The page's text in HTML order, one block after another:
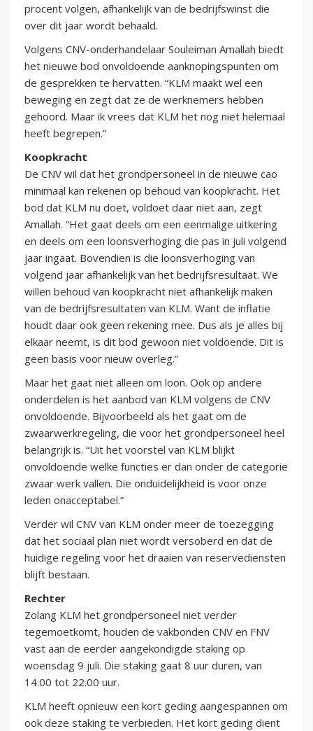
procent volgen, afhankelijk van de bedrijfswinst die
over dit jaar wordt behaald.
Volgens CNV-onderhandelaar Souleiman Amallah biedt
het nieuwe bod onvoldoende aanknopingspunten om
de gesprekken te hervatten. “KLM maakt wel een
beweging en zegt dat ze de werknemers hebben
gehoord. Maar ik vrees dat KLM het nog niet helemaal
heeft begrepen.”
Koopkracht
De CNV wil dat het grondpersoneel in de nieuwe cao
minimaal kan rekenen op behoud van koopkracht. Het
bod dat KLM nu doet, voldoet daar niet aan, zegt
Amallah. “Het gaat deels om een eenmalige uitkering
en deels om een loonsverhoging die pas in juli volgend
jaar ingaat. Bovendien is die loonsverhoging van
volgend jaar afhankelijk van het bedrijfsresultaat. We
willen behoud van koopkracht niet afhankelijk maken
van de bedrijfsresultaten van KLM. Want de inflatie
houdt daar ook geen rekening mee. Dus als je alles bij
elkaar neemt, is dit bod gewoon niet voldoende. Dit is
geen basis voor nieuw overleg.”
Maar het gaat niet alleen om loon. Ook op andere
onderdelen is het aanbod van KLM volgens de CNV
onvoldoende. Bijvoorbeeld als het gaat om de
zwaarwerkregeling, die voor het grondpersoneel heel
belangrijk is. “Uit het voorstel van KLM blijkt
onvoldoende welke functies er dan onder de categorie
zwaar werk vallen. Die onduidelijkheid is voor onze
leden onacceptabel.”
Verder wil CNV van KLM onder meer de toezegging
dat het sociaal plan niet wordt versoberd en dat de
huidige regeling voor het draaien van reservediensten
blijft bestaan.
Rechter
Zolang KLM het grondpersoneel niet verder
tegemoetkomt, houden de vakbonden CNV en FNV
vast aan de eerder aangekondigde staking op
woensdag 9 juli. Die staking gaat 8 uur duren, van
14.00 tot 22.00 uur.
KLM heeft opnieuw een kort geding aangespannen om
ook deze staking te verbieden. Het kort geding dient